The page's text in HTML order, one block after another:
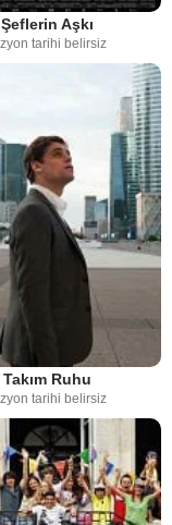
Şeflerin Aşkı
tarihi belirsiz
Takım Ruhu
tarihi belirsiz